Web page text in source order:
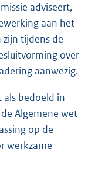
adviseert,
aan het
tijdens de
over
aanwezig.
als bedoeld in
Algemene wet
op de
werkzame